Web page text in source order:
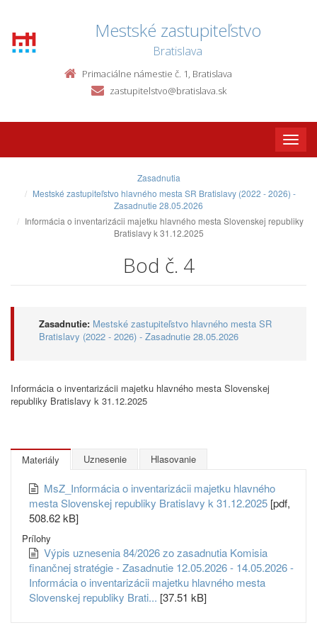
Mestské zastupiteľstvo
Bratislava
Primaciálne námestie č. 1, Bratislava
zastupitelstvo@bratislava.sk
Toggle
Zasadnutia
Mestské zastupiteľstvo hlavného mesta SR Bratislavy (2022 - 2026) -
Zasadnutie 28.05.2026
Informácia o inventarizácii majetku hlavného mesta Slovenskej republiky
Bratislavy k 31.12.2025
Bod č. 4
Zasadnutie: Mestské zastupiteľstvo hlavného mesta SR
Bratislavy (2022 - 2026) - Zasadnutie 28.05.2026
Informácia o inventarizácii majetku hlavného mesta Slovenskej
republiky Bratislavy k 31.12.2025
Materiály Uznesenie Hlasovanie
MsZ_Informácia o inventarizácii majetku hlavného
mesta Slovenskej republiky Bratislavy k 31.12.2025 [pdf,
508.62 kB]
Prílohy
Výpis uznesenia 84/2026 zo zasadnutia Komisia
finančnej stratégie - Zasadnutie 12.05.2026 - 14.05.2026 -
Informácia o inventarizácii majetku hlavného mesta
Slovenskej republiky Brati... [37.51 kB]